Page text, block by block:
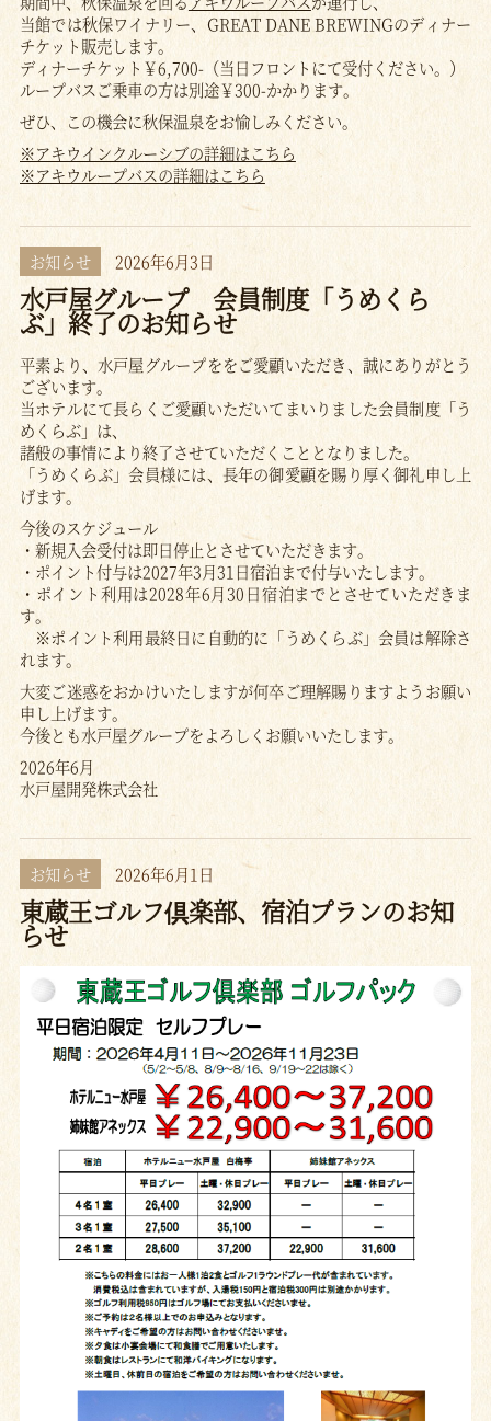
当館では秋保ワイナリー、GREAT DANE BREWINGのディナー
チケット販売します。
ディナーチケット￥6,700-（当日フロントにて受付ください。）
ループバスご乗車の方は別途￥300-かかります。
ぜひ、この機会に秋保温泉をお愉しみください。
※アキウインクルーシブの詳細はこちら
※アキウループバスの詳細はこちら
お知らせ 2026年6月3日
水戸屋グループ 会員制度「うめくら
ぶ」終了のお知らせ
平素より、水戸屋グループををご愛顧いただき、誠にありがとう
ございます。
当ホテルにて長らくご愛顧いただいてまいりました会員制度「う
めくらぶ」は、
諸般の事情により終了させていただくこととなりました。
「うめくらぶ」会員様には、長年の御愛顧を賜り厚く御礼申し上
げます。
今後のスケジュール
・新規入会受付は即日停止とさせていただきます。
・ポイント付与は2027年3月31日宿泊まで付与いたします。
・ポイント利用は2028年6月30日宿泊までとさせていただきま
す。
※ポイント利用最終日に自動的に「うめくらぶ」会員は解除さ
れます。
大変ご迷惑をおかけいたしますが何卒ご理解賜りますようお願い
申し上げます。
今後とも水戸屋グループをよろしくお願いいたします。
2026年6月
水戸屋開発株式会社
お知らせ 2026年6月1日
東蔵王ゴルフ倶楽部、宿泊プランのお知
らせ